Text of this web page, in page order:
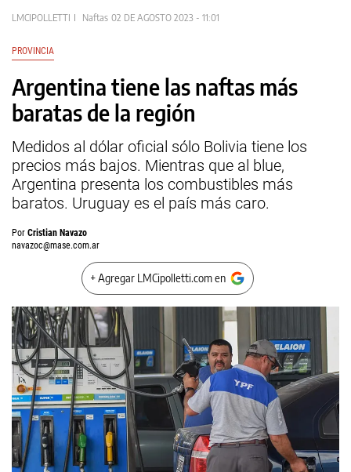
LMCIPOLLETTI Naftas 02 DE AGOSTO 2023 - 11:01
PROVINCIA
Argentina tiene las naftas más
baratas de la región
Medidos al dólar oficial sólo Bolivia tiene los
precios más bajos. Mientras que al blue,
Argentina presenta los combustibles más
baratos. Uruguay es el país más caro.
Por Cristian Navazo
navazoc@mase.com.ar
+ Agregar LMCipolletti.com en